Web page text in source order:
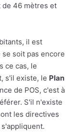
de 46 mètres et
il est
soit pas encore
ce cas, le
s'il existe, le Plan
de POS, c'est à
S'il n'existe
les directives